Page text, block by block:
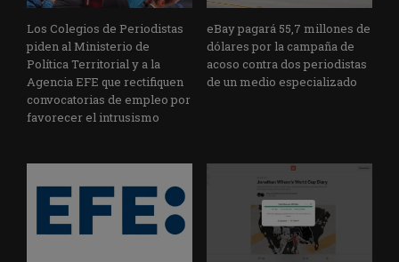
Los Colegios de Periodistas
piden al Ministerio de
Política Territorial y a la
Agencia EFE que rectifiquen
convocatorias de empleo por
favorecer el intrusismo
eBay pagará 55,7 millones de
dólares por la campaña de
acoso contra dos periodistas
de un medio especializado